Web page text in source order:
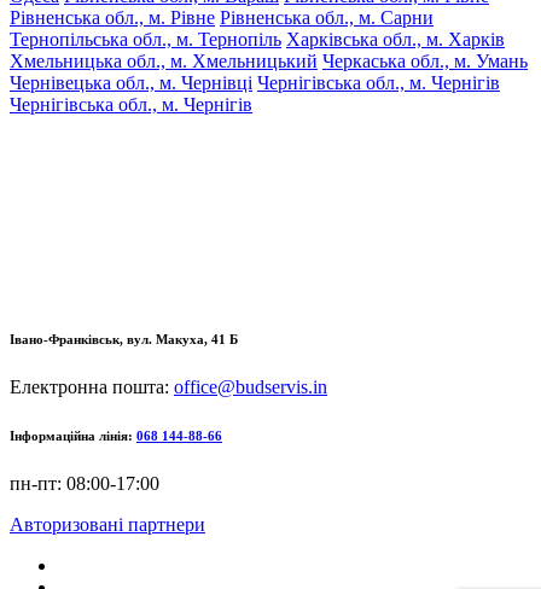
Рівненська обл., м. Рівне Рівненська обл., м. Сарни
Тернопільська обл., м. Тернопіль Харківська обл., м. Харків
Хмельницька обл., м. Хмельницький Черкаська обл., м. Умань
Чернівецька обл., м. Чернівці Чернігівська обл., м. Чернігів
Чернігівська обл., м. Чернігів
Івано-Франківськ, вул. Макуха, 41 Б
Електронна пошта: office@budservis.in
Інформаційна лінія: 068 144-88-66
пн-пт: 08:00-17:00
Авторизовані партнери